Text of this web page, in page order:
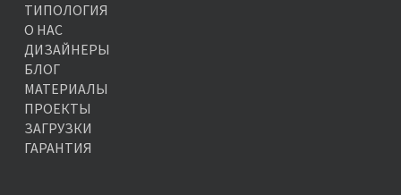
ТИПОЛОГИЯ
О НАС
ДИЗАЙНЕРЫ
БЛОГ
МАТЕРИАЛЫ
ПРОЕКТЫ
ЗАГРУЗКИ
ГАРАНТИЯ